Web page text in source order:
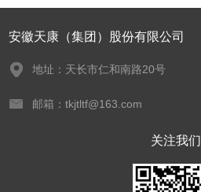
安徽天康（集团）股份有限公司
地址：天长市仁和南路20号
邮箱：tkjtltf@163.com
关注我们